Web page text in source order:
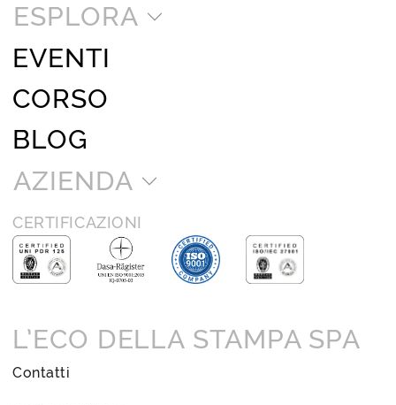
ESPLORA
EVENTI
CORSO
BLOG
AZIENDA
CERTIFICAZIONI
L’ECO DELLA STAMPA SPA
Contatti